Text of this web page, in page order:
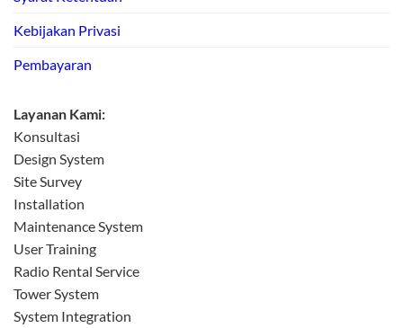
Kebijakan Privasi
Pembayaran
Layanan Kami:
Konsultasi
Design System
Site Survey
Installation
Maintenance System
User Training
Radio Rental Service
Tower System
System Integration